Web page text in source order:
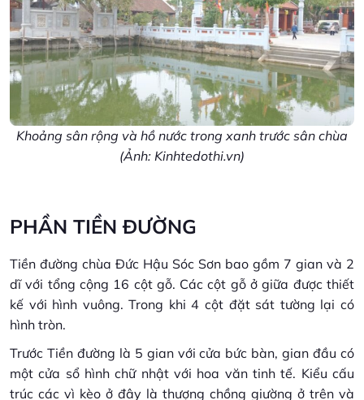
Khoảng sân rộng và hồ nước trong xanh trước sân chùa
(Ảnh: Kinhtedothi.vn)
PHẦN TIỀN ĐƯỜNG
Tiền đường chùa Đức Hậu Sóc Sơn bao gồm 7 gian và 2
dĩ với tổng cộng 16 cột gỗ. Các cột gỗ ở giữa được thiết
kế với hình vuông. Trong khi 4 cột đặt sát tường lại có
hình tròn.
Trước Tiền đường là 5 gian với cửa bức bàn, gian đầu có
một cửa sổ hình chữ nhật với hoa văn tinh tế. Kiểu cấu
trúc các vì kèo ở đây là thượng chồng giường ở trên và